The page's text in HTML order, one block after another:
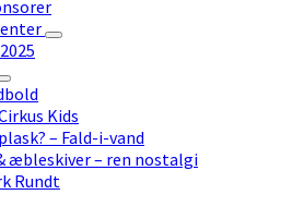
Kids
– Fald-i-vand
æbleskiver – ren nostalgi
Rundt